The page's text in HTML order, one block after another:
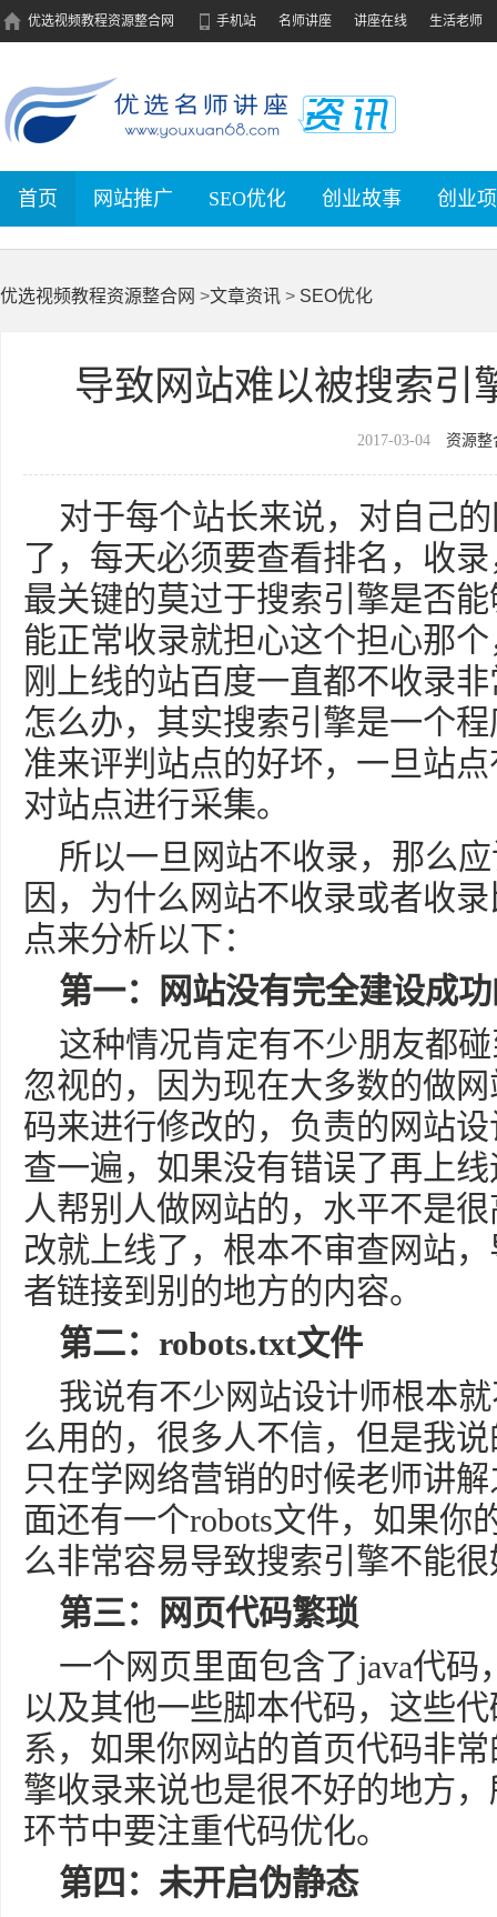
优选视频教程资源整合网 手机站 名师讲座 讲座在线 生活老师
首页 网站推广 SEO优化 创业故事 创业
优选视频教程资源整合网 >文章资讯 > SEO优化
导致网站难以被搜索引
2017-03-04 资源整
对于每个站长来说，对自己
了，每天必须要查看排名，收
最关键的莫过于搜索引擎是否
能正常收录就担心这个担心那
刚上线的站百度一直都不收录
怎么办，其实搜索引擎是一个
准来评判站点的好坏，一旦站
对站点进行采集。
所以一旦网站不收录，那么
因，为什么网站不收录或者收
点来分析以下：
第一：网站没有完全建设成
这种情况肯定有不少朋友都
忽视的，因为现在大多数的做
码来进行修改的，负责的网站
查一遍，如果没有错误了再上
人帮别人做网站的，水平不是
改就上线了，根本不审查网站
者链接到别的地方的内容。
第二：robots.txt文件
我说有不少网站设计师根本
么用的，很多人不信，但是我
只在学网络营销的时候老师讲
面还有一个robots文件，如果你
么非常容易导致搜索引擎不能
第三：网页代码繁琐
一个网页里面包含了java代码
以及其他一些脚本代码，这些
系，如果你网站的首页代码非
擎收录来说也是很不好的地方
环节中要注重代码优化。
第四：未开启伪静态